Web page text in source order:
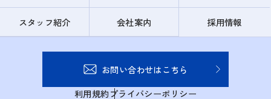
スタッフ紹介 会社案内 採用情報
お問い合わせはこちら
利用規約プライバシーポリシー